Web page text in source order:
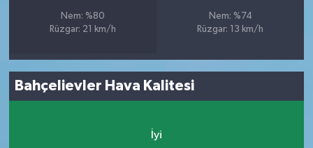
Nem: %80
Rüzgar: 21 km/h
Nem: %74
Rüzgar: 13 km/h
Bahçelievler Hava Kalitesi
İyi